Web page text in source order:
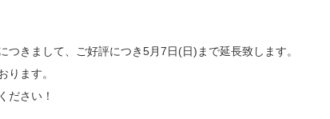
きまして、ご好評につき5月7日(日)まで延長致します。
ります。
ださい！